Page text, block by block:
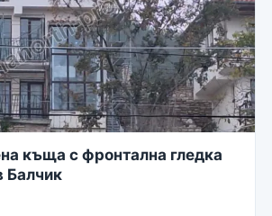
къща с фронтална гледка
Балчик